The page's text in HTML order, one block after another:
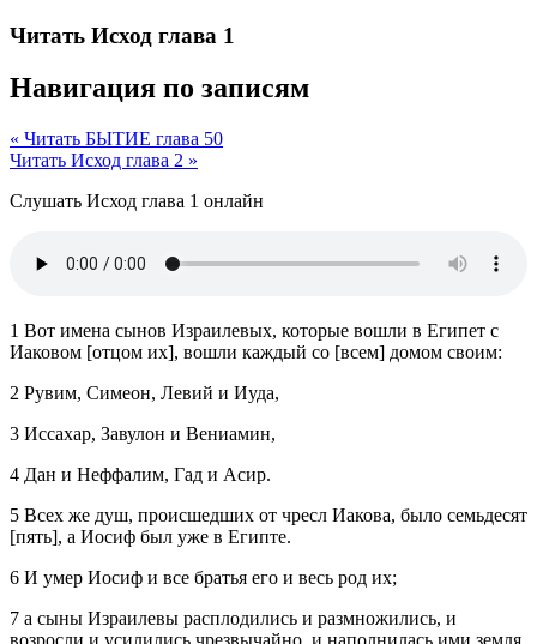
Читать Исход глава 1
Навигация по записям
« Читать БЫТИЕ глава 50
Читать Исход глава 2 »
Слушать Исход глава 1 онлайн
1 Вот имена сынов Израилевых, которые вошли в Египет с
Иаковом [отцом их], вошли каждый со [всем] домом своим:
2 Рувим, Симеон, Левий и Иуда,
3 Иссахар, Завулон и Вениамин,
4 Дан и Неффалим, Гад и Асир.
5 Всех же душ, происшедших от чресл Иакова, было семьдесят
[пять], а Иосиф был уже в Египте.
6 И умер Иосиф и все братья его и весь род их;
7 а сыны Израилевы расплодились и размножились, и